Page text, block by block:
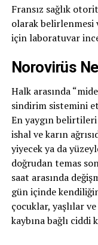
Fransız sağlık
olarak belirlenmesi
için laboratuvar
Norovirüs
Halk arasında
sindirim sistemini
En yaygın belirtileri
ishal ve karın
yiyecek ya da
doğrudan temas
saat arasında
gün içinde
çocuklar, yaşlılar ve
kaybına bağlı